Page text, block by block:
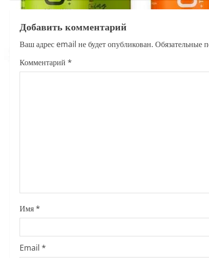
t
n
a
v
o
n
Добавить комментарий
Ваш адрес email не будет опубликован. Обязательные
Комментарий *
Имя*
Email *